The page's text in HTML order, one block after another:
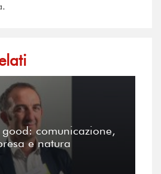
good: comunicazione,
e natura